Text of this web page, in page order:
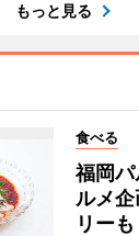
もっと見る
食べる
福岡
ルメ
リーも